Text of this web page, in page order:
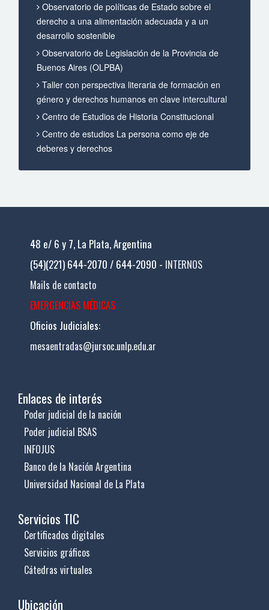
Observatorio de políticas de Estado sobre el
derecho a una alimentación adecuada y a un
desarrollo sostenible
Observatorio de Legislación de la Provincia de
Buenos Aires (OLPBA)
Taller con perspectiva literaria de formación en
género y derechos humanos en clave intercultural
Centro de Estudios de Historia Constitucional
Centro de estudios La persona como eje de
deberes y derechos
48 e/ 6 y 7, La Plata, Argentina
(54)(221) 644-2070 / 644-2090 - INTERNOS
Mails de contacto
EMERGENCIAS MÉDICAS
Oficios Judiciales:
mesaentradas@jursoc.unlp.edu.ar
Enlaces de interés
Poder judicial de la nación
Poder judicial BSAS
INFOJUS
Banco de la Nación Argentina
Universidad Nacional de La Plata
Servicios TIC
Certificados digitales
Servicios gráficos
Cátedras virtuales
Ubicación